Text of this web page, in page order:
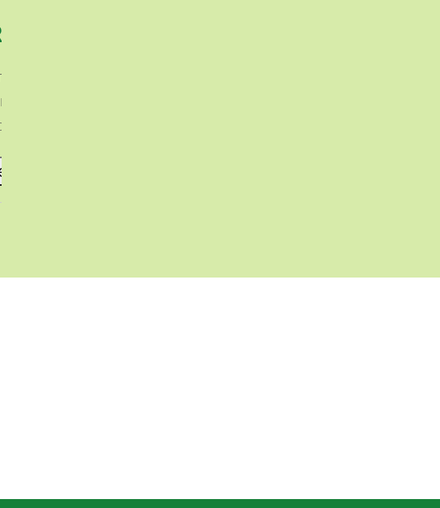
INHALTE AKTIVIEREN
ist eine OSM Karte eingebunden. Wenn
aktivieren, werden Inhalte von OSM